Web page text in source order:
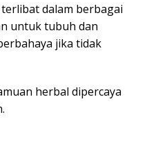
dalam berbagai
untuk tubuh dan
jika tidak
herbal dipercaya